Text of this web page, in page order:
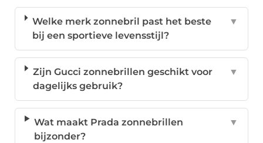
Welke merk zonnebril past het beste
bij een sportieve levensstijl?
▼
Zijn Gucci zonnebrillen geschikt voor
dagelijks gebruik?
▼
Wat maakt Prada zonnebrillen
bijzonder?
▼